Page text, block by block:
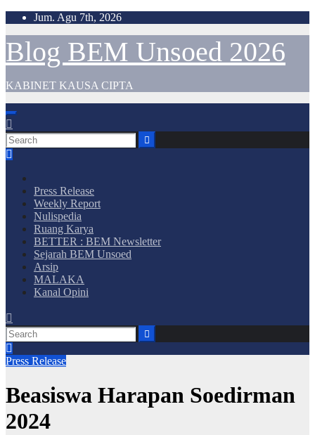
Skip
content
Jum. Agu 7th, 2026
Blog BEM Unsoed 2026
KABINET KAUSA CIPTA
Press Release
Weekly Report
Nulispedia
Ruang Karya
BETTER : BEM Newsletter
Sejarah BEM Unsoed
Arsip
MALAKA
Kanal Opini
Press Release
Beasiswa Harapan Soedirman
2024